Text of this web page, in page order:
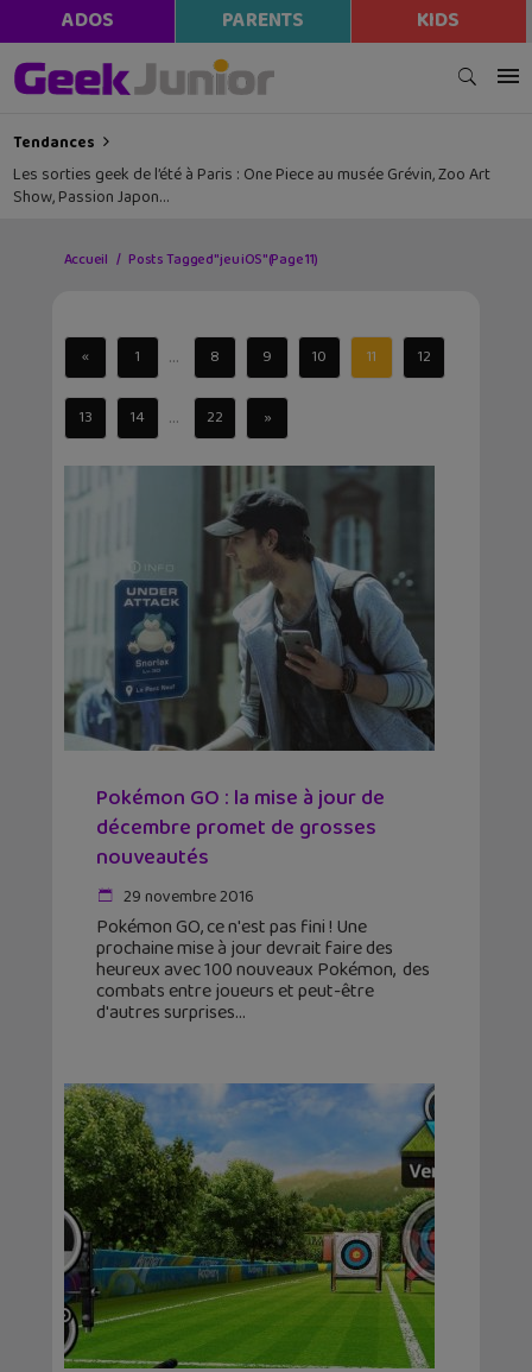
ADOS PARENTS KIDS
Tendances
Les sorties geek de l’été à Paris : One Piece au musée Grévin, Zoo Art
Show, Passion Japon…
Accueil Posts Tagged "jeu iOS"(Page 11)
« 1 ... 8 9 10 11 12
13 14 ... 22 »
Pokémon GO : la mise à jour de
décembre promet de grosses
nouveautés
29 novembre 2016
Pokémon GO, ce n'est pas fini ! Une
prochaine mise à jour devrait faire des
heureux avec 100 nouveaux Pokémon, des
combats entre joueurs et peut-être
d'autres surprises